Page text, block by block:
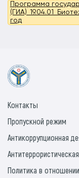
Программа
год
Контакты
Пропускной режим
Антикоррупционная
Политика в